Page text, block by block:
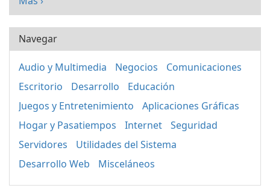
Navegar
Audio y Multimedia Negocios
Comunicaciones
Escritorio
Desarrollo
Educación
Juegos y Entretenimiento
Aplicaciones Gráficas
Hogar y Pasatiempos
Internet
Seguridad
Servidores
Utilidades del Sistema
Desarrollo Web
Misceláneos